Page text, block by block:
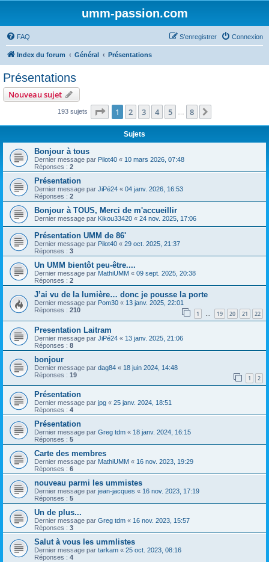
umm-passion.com
FAQ Connexion
S’enregistrer
Index du forum Général Présentations
Présentations
Nouveau sujet
193 sujets Page 1sur8
1 2 3 4 5 8
Sujets
Bonjour à tous
Dernier message par Pilot40 « 10 mars 2026, 07:48
Réponses : 2
Présentation
Dernier message par JiPé24 « 04 janv. 2026, 16:53
Réponses : 2
Bonjour à TOUS, Merci de m'accueillir
Dernier message par Kikou33420 « 24 nov. 2025, 17:06
Présentation UMM de 86'
Dernier message par Pilot40 « 29 oct. 2025, 21:37
Réponses : 3
Un UMM bientôt peu-être....
Dernier message par MathiUMM « 09 sept. 2025, 20:38
Réponses : 2
J’ai vu de la lumière… donc je pousse la porte
Dernier message par Pom30 « 13 janv. 2025, 22:01
Réponses : 210 1 … 19 20 21 22
Presentation Laitram
Dernier message par JiPé24 « 13 janv. 2025, 21:06
Réponses : 8
bonjour
Dernier message par dag84 « 18 juin 2024, 14:48
Réponses : 19 1 2
Présentation
Dernier message par jpg « 25 janv. 2024, 18:51
Réponses : 4
Présentation
Dernier message par Greg tdm « 18 janv. 2024, 16:15
Réponses : 5
Carte des membres
Dernier message par MathiUMM « 16 nov. 2023, 19:29
Réponses : 6
nouveau parmi les ummistes
Dernier message par jean-jacques « 16 nov. 2023, 17:19
Réponses : 5
Un de plus...
Dernier message par Greg tdm « 16 nov. 2023, 15:57
Réponses : 3
Salut à vous les ummlistes
Dernier message par tarkam « 25 oct. 2023, 08:16
Réponses : 4